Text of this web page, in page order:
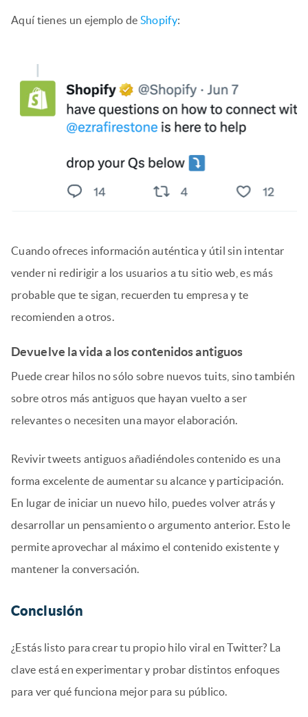
Aquí tienes un ejemplo de Shopify:
Cuando ofreces información auténtica y útil sin intentar
vender ni redirigir a los usuarios a tu sitio web, es más
probable que te sigan, recuerden tu empresa y te
recomienden a otros.
Devuelve la vida a los contenidos antiguos
Puede crear hilos no sólo sobre nuevos tuits, sino también
sobre otros más antiguos que hayan vuelto a ser
relevantes o necesiten una mayor elaboración.
Revivir tweets antiguos añadiéndoles contenido es una
forma excelente de aumentar su alcance y participación.
En lugar de iniciar un nuevo hilo, puedes volver atrás y
desarrollar un pensamiento o argumento anterior. Esto le
permite aprovechar al máximo el contenido existente y
mantener la conversación.
Conclusión
¿Estás listo para crear tu propio hilo viral en Twitter? La
clave está en experimentar y probar distintos enfoques
para ver qué funciona mejor para su público.